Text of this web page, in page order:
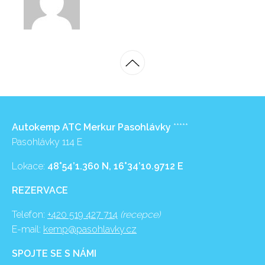
Autokemp ATC Merkur Pasohlávky *****
Pasohlávky 114 E
Lokace: 48°54’1.360 N, 16°34’10.9712 E
REZERVACE
Telefon: +420 519 427 714 (recepce)
E-mail: kemp@pasohlavky.cz
SPOJTE SE S NÁMI